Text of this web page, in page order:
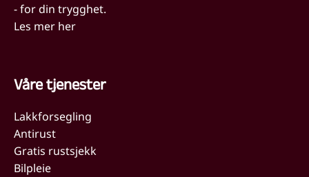
- for din trygghet.
Les mer her
Våre tjenester
Lakkforsegling
Antirust
Gratis rustsjekk
Bilpleie